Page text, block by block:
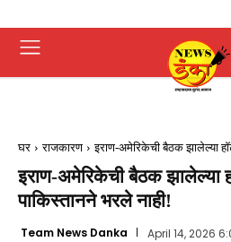
घर राजकारण इराण-अमेरिकेची बैठक झालेल्या
इराण-अमेरिकेची बैठक झालेल्या
पाकिस्तानने भरले नाही!
Team News Danka April 14, 2026